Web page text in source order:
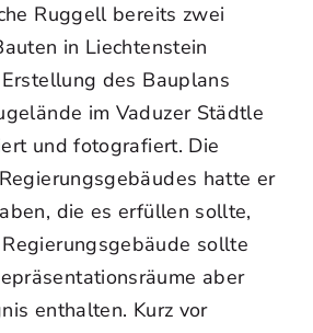
Ruggell bereits zwei
in Liechtenstein
des Bauplans
im Vaduzer Städtle
und fotografiert. Die
hatte er
die es erfüllen sollte,
sollte
aber
enthalten. Kurz vor